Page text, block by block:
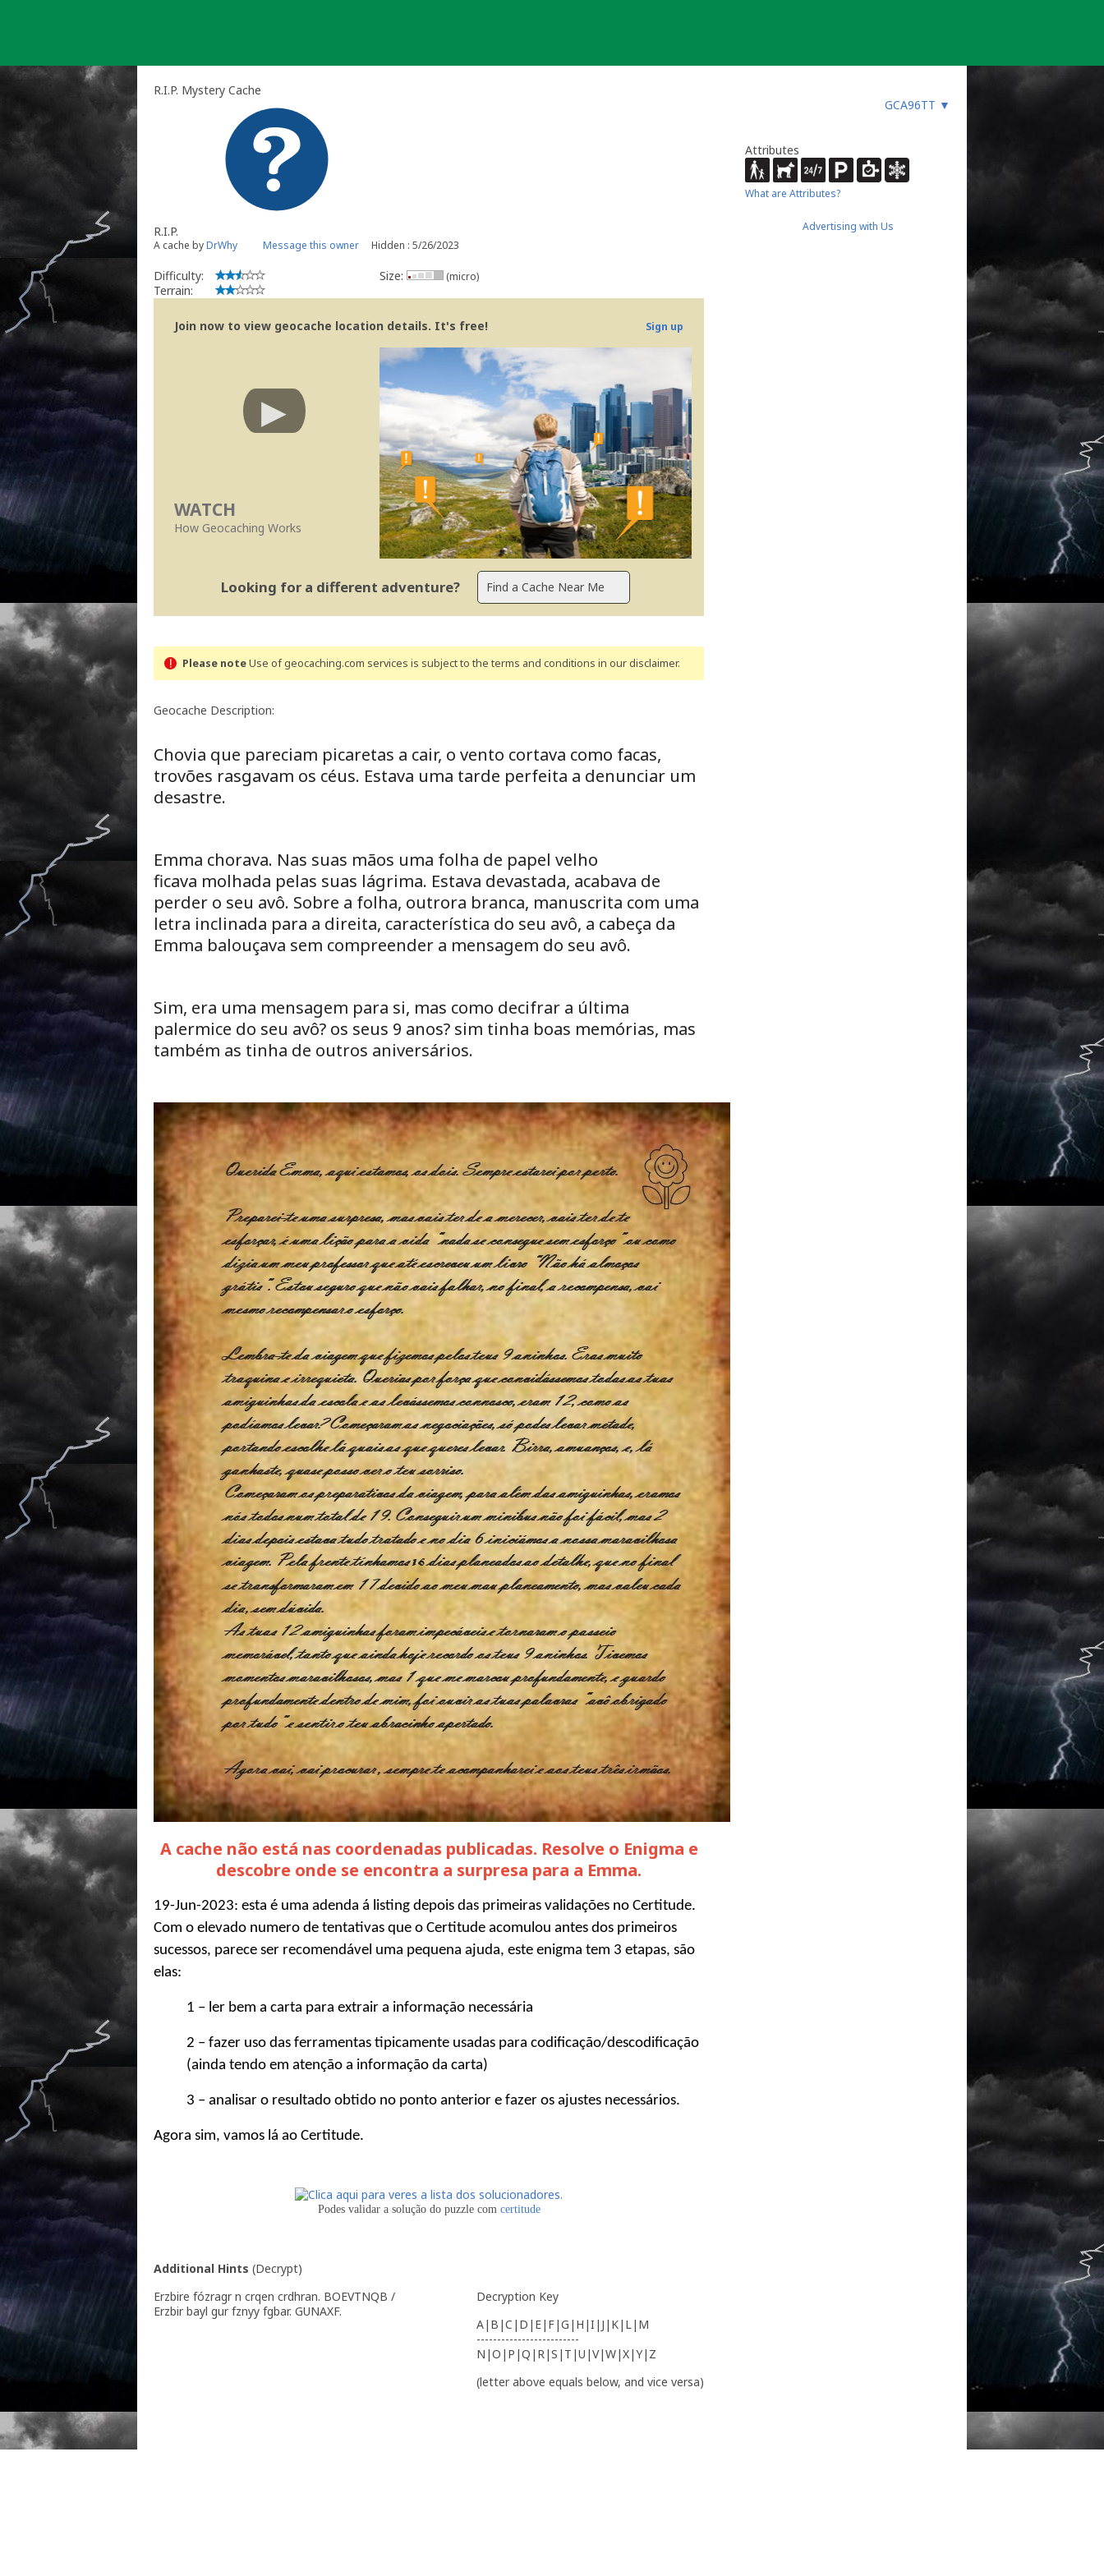
R.I.P. Mystery Cache
GCA96TT ▼
R.I.P.
A cache byDrWhy Message this owner Hidden : 5/26/2023
Difficulty:
Terrain:
Size: (micro)
Join now to view geocache location details. It's free! Sign up
WATCH
How Geocaching Works
Looking for a different adventure?
Please noteUse of geocaching.com services is subject to the terms and conditions in our disclaimer.
Geocache Description:
Chovia que pareciam picaretas a cair, o vento cortava como facas,
trovões rasgavam os céus. Estava uma tarde perfeita a denunciar um
desastre.
Emma chorava. Nas suas mãos uma folha de papel velho
ficava molhada pelas suas lágrima. Estava devastada, acabava de
perder o seu avô. Sobre a folha, outrora branca, manuscrita com uma
letra inclinada para a direita, característica do seu avô, a cabeça da
Emma balouçava sem compreender a mensagem do seu avô.
Sim, era uma mensagem para si, mas como decifrar a última
palermice do seu avô? os seus 9 anos? sim tinha boas memórias, mas
também as tinha de outros aniversários.
A cache não está nas coordenadas publicadas. Resolve o Enigma e
descobre onde se encontra a surpresa para a Emma.
19-Jun-2023: esta é uma adenda á listing depois das primeiras validações no Certitude.
Com o elevado numero de tentativas que o Certitude acomulou antes dos primeiros
sucessos, parece ser recomendável uma pequena ajuda, este enigma tem 3 etapas, são
elas:
1 – ler bem a carta para extrair a informação necessária
2 – fazer uso das ferramentas tipicamente usadas para codificação/descodificação
(ainda tendo em atenção a informação da carta)
3 – analisar o resultado obtido no ponto anterior e fazer os ajustes necessários.
Agora sim, vamos lá ao Certitude.
Podes validar a solução do puzzle com certitude
Additional Hints (Decrypt)
Erzbire fózragr n crqen crdhran. BOEVTNQB /
Erzbir bayl gur fznyy fgbar. GUNAXF.
Decryption Key
A|B|C|D|E|F|G|H|I|J|K|L|M
-------------------------
N|O|P|Q|R|S|T|U|V|W|X|Y|Z
(letter above equals below, and vice versa)
Attributes
What are Attributes?
Advertising with Us